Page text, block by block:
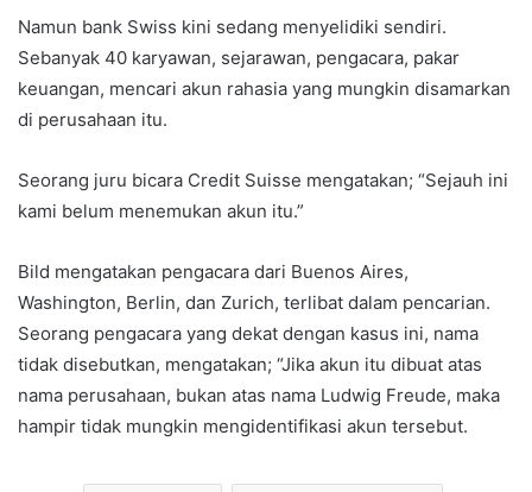
Namun bank Swiss kini sedang menyelidiki sendiri.
Sebanyak 40 karyawan, sejarawan, pengacara, pakar
keuangan, mencari akun rahasia yang mungkin disamarkan
di perusahaan itu.
Seorang juru bicara Credit Suisse mengatakan; “Sejauh ini
kami belum menemukan akun itu.”
Bild mengatakan pengacara dari Buenos Aires,
Washington, Berlin, dan Zurich, terlibat dalam pencarian.
Seorang pengacara yang dekat dengan kasus ini, nama
tidak disebutkan, mengatakan; “Jika akun itu dibuat atas
nama perusahaan, bukan atas nama Ludwig Freude, maka
hampir tidak mungkin mengidentifikasi akun tersebut.